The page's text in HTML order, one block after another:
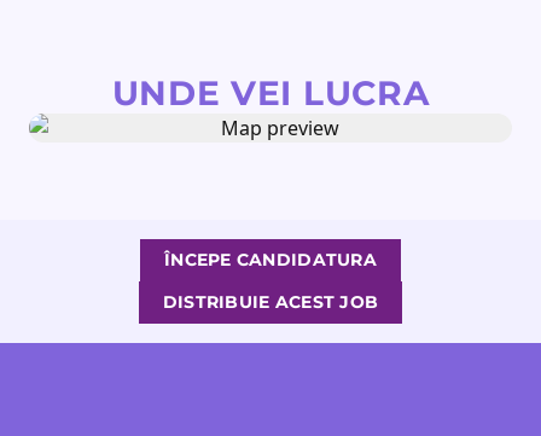
UNDE VEI LUCRA
ÎNCEPE CANDIDATURA
DISTRIBUIE ACEST JOB